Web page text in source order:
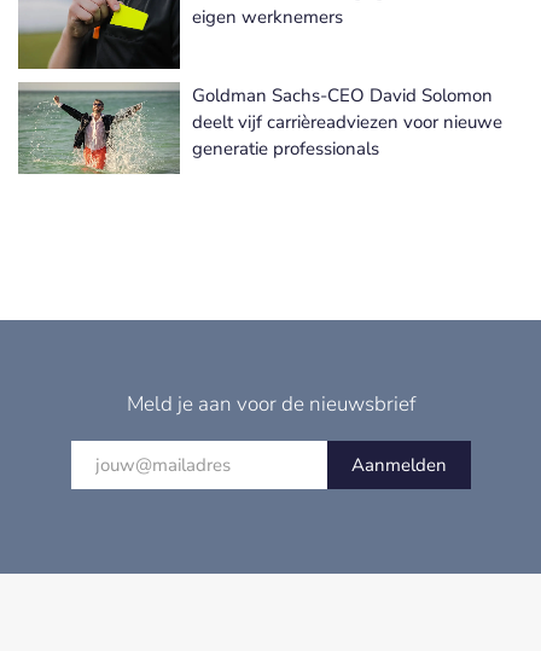
eigen werknemers
Goldman Sachs-CEO David Solomon
deelt vijf carrièreadviezen voor nieuwe
generatie professionals
Meld je aan voor de nieuwsbrief
Aanmelden